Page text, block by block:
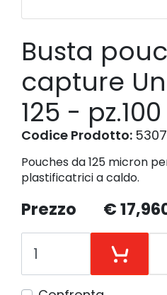
Busta
capture
125 - pz.100
Codice Prodotto:
Pouches da 125 micron
plastificatrici a caldo.
Prezzo €